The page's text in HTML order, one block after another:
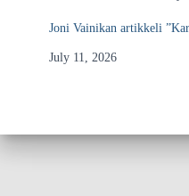
Joni Vainikan artikkeli
July 11, 2026